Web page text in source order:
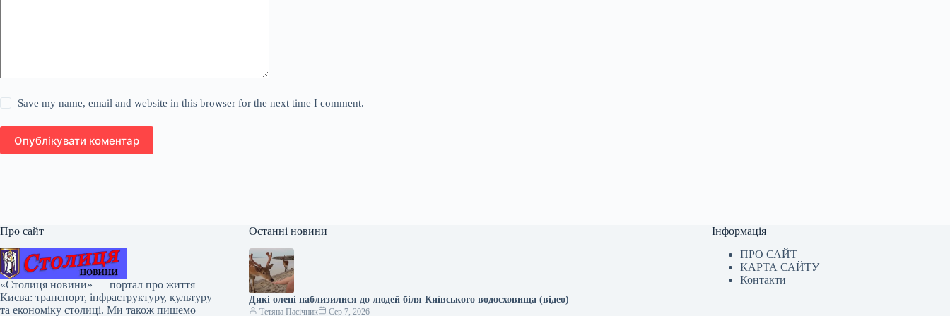
Save my name, email and website in this browser for the next time I comment.
Опублікувати коментар
Про сайт
«Столиця новини» — портал про життя
Києва: транспорт, інфраструктуру, культуру
та економіку столиці. Ми також пишемо
Останні новини
Дикі олені наблизилися до людей біля Київського водосховища (відео)
Тетяна Пасічник Сер 7, 2026
Інформація
ПРО САЙТ
КАРТА САЙТУ
Контакти